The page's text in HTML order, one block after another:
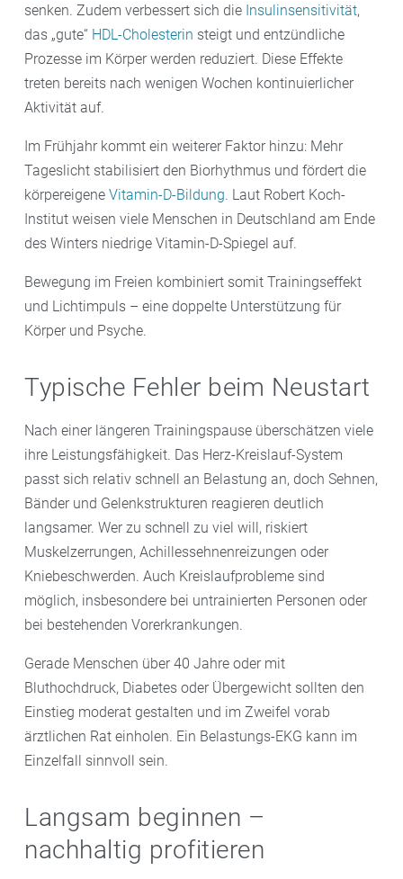
senken. Zudem verbessert sich die Insulinsensitivität,
das „gute“ HDL-Cholesterin steigt und entzündliche
Prozesse im Körper werden reduziert. Diese Effekte
treten bereits nach wenigen Wochen kontinuierlicher
Aktivität auf.
Im Frühjahr kommt ein weiterer Faktor hinzu: Mehr
Tageslicht stabilisiert den Biorhythmus und fördert die
körpereigene Vitamin-D-Bildung. Laut Robert Koch-
Institut weisen viele Menschen in Deutschland am Ende
des Winters niedrige Vitamin-D-Spiegel auf.
Bewegung im Freien kombiniert somit Trainingseffekt
und Lichtimpuls – eine doppelte Unterstützung für
Körper und Psyche.
Typische Fehler beim Neustart
Nach einer längeren Trainingspause überschätzen viele
ihre Leistungsfähigkeit. Das Herz-Kreislauf-System
passt sich relativ schnell an Belastung an, doch Sehnen,
Bänder und Gelenkstrukturen reagieren deutlich
langsamer. Wer zu schnell zu viel will, riskiert
Muskelzerrungen, Achillessehnenreizungen oder
Kniebeschwerden. Auch Kreislaufprobleme sind
möglich, insbesondere bei untrainierten Personen oder
bei bestehenden Vorerkrankungen.
Gerade Menschen über 40 Jahre oder mit
Bluthochdruck, Diabetes oder Übergewicht sollten den
Einstieg moderat gestalten und im Zweifel vorab
ärztlichen Rat einholen. Ein Belastungs-EKG kann im
Einzelfall sinnvoll sein.
Langsam beginnen –
nachhaltig profitieren